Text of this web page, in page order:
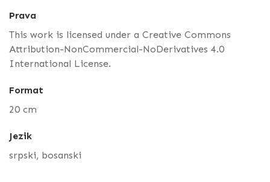
Prava
This work is licensed under a Creative Commons
Attribution-NonCommercial-NoDerivatives 4.0
International License.
Format
20 cm
Jezik
srpski, bosanski